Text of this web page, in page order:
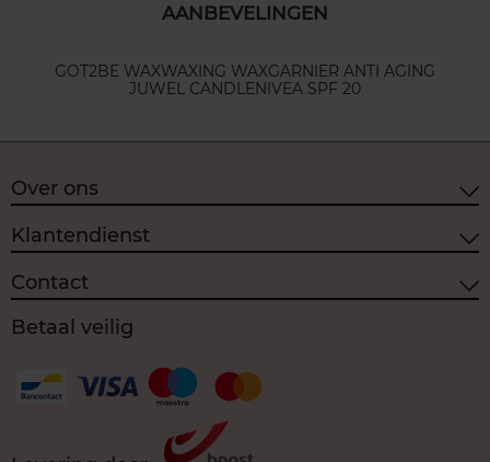
AANBEVELINGEN
GOT2BE WAXWAXING WAXGARNIER ANTI AGING
JUWEL CANDLENIVEA SPF 20
Over ons
Klantendienst
Contact
Betaal veilig